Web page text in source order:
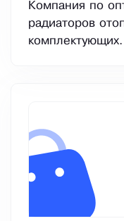
Компания по
радиаторов
комплектующих.